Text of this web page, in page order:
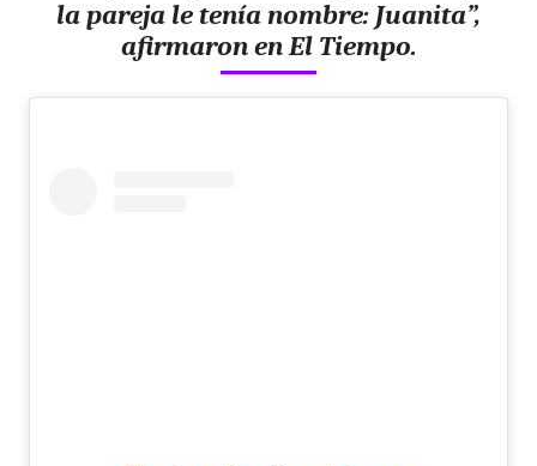
la pareja le tenía nombre: Juanita”,
afirmaron en El Tiempo.